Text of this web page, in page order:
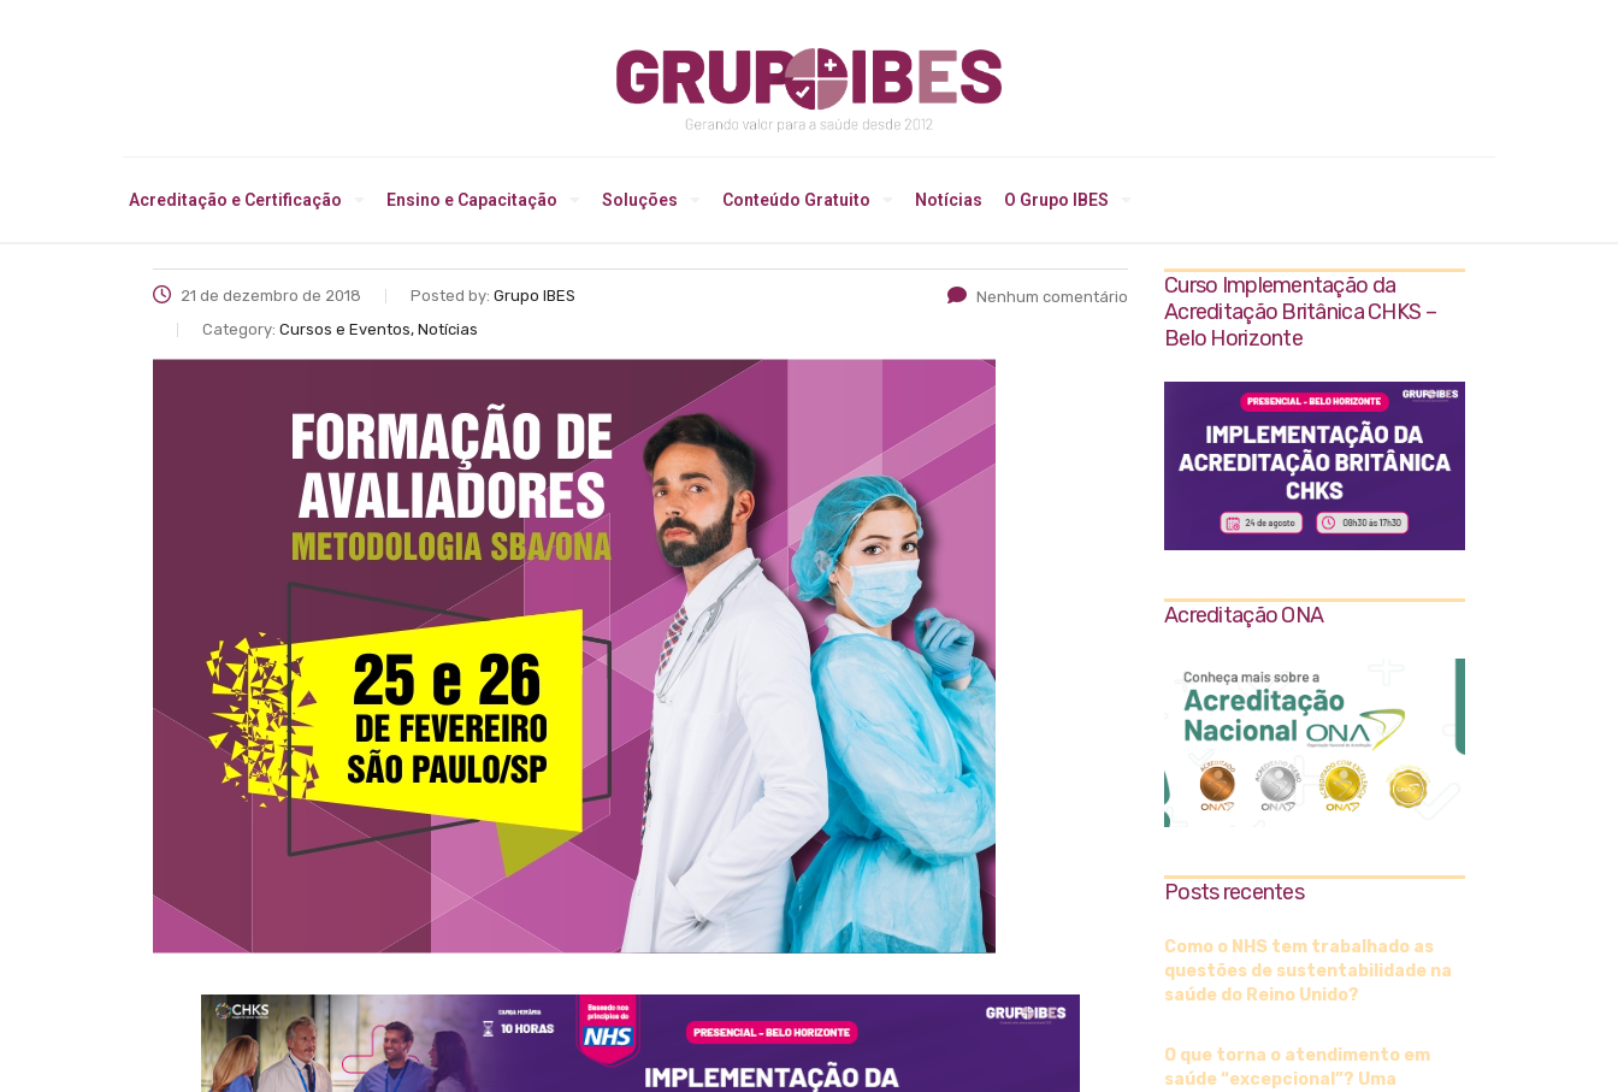
Acreditação e Certificação Ensino e Capacitação Soluções Conteúdo Gratuito Notícias O Grupo IBES
21 de dezembro de 2018 Posted by: Grupo IBES
Category: Cursos e Eventos, Notícias
Nenhum comentário
Curso Implementação da
Acreditação Britânica CHKS –
Belo Horizonte
Acreditação ONA
Posts recentes
Como o NHS tem trabalhado as
questões de sustentabilidade na
saúde do Reino Unido?
O que torna o atendimento em
saúde “excepcional”? Uma